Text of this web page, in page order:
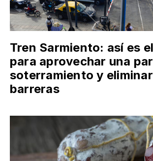
Tren Sarmiento: así es
para aprovechar una
soterramiento y
barreras